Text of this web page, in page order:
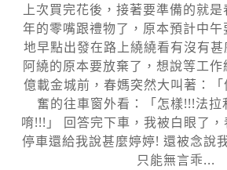
上次買完花後，接著要準備的就
年的零嘴跟禮物了，原本預計中
地早點出發在路上繞繞看有沒有
阿繞的原本要放棄了，想說等工
億載金城前，春媽突然大叫著：
奮的往車窗外看：「怎樣!!!法拉
唷!!!」 回答完下車，我被白眼了
停車還給我說甚麼婷婷! 還被念說
只能無言乖...